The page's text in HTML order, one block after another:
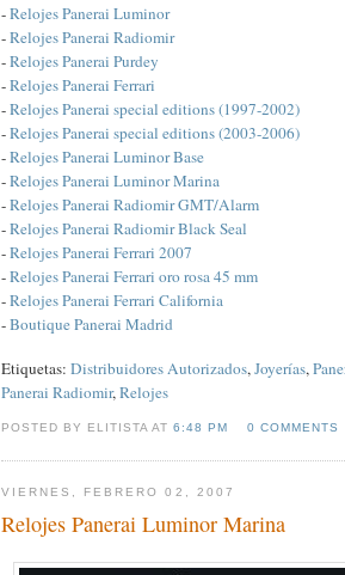
-Relojes Panerai Luminor
-Relojes Panerai Radiomir
-Relojes Panerai Purdey
-Relojes Panerai Ferrari
-Relojes Panerai special editions (1997-2002)
-Relojes Panerai special editions (2003-2006)
-Relojes Panerai Luminor Base
-Relojes Panerai Luminor Marina
-Relojes Panerai Radiomir GMT/Alarm
-Relojes Panerai Radiomir Black Seal
-Relojes Panerai Ferrari 2007
-Relojes Panerai Ferrari oro rosa 45 mm
-Relojes Panerai Ferrari California
-Boutique Panerai Madrid
Etiquetas: Distribuidores Autorizados,Joyerías,
Panerai Radiomir,Relojes
POSTED BY ELITISTA AT6:48 PM 0 COMMENTS
VIERNES, FEBRERO 02, 2007
Relojes Panerai Luminor Marina